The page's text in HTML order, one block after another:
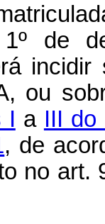
de
ou
I a III do
, de
no